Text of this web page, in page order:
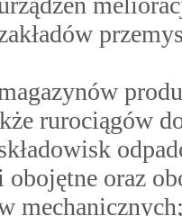
rurociągów
obojętne oraz